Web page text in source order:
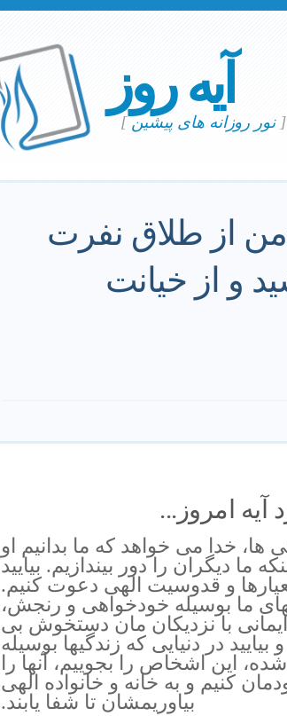
آیه روز
[نور روزانه های پیشین]
از طلاق نفرت
و از خیانت
آیه امروز...
ها، خدا می خواهد که ما بدانیم او
ما دیگران را دور بیندازیم. بیایید
و قدوسیت الهی دعوت کنیم.
ما بوسیله خودخواهی و رنجش،
با نزدیکان مان دستخوش بی
در دنیایی که زندگیها بوسیله
این اشخاص را بجوییم، آنها را
کنیم و به خانه و خانواده الهی
بیاوریمشان تا شفا یابند.